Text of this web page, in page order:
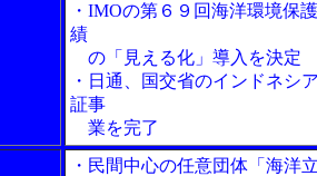
・IMOの第６９回海洋環境保
績
の「見える化」導入を決定
・日通、国交省のインドネシ
証事
業を完了
・民間中心の任意団体「海洋